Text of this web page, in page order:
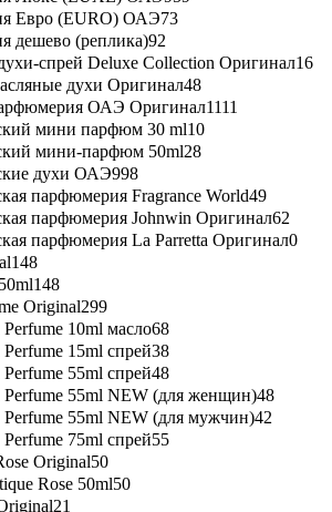
Евро (EURO) ОАЭ73
дешево (реплика)92
спрей Deluxe Collection Оригинал16
духи Оригинал48
ОАЭ Оригинал1111
мини парфюм 30 ml10
мини-парфюм 50ml28
духи ОАЭ998
парфюмерия Fragrance World49
парфюмерия Johnwin Оригинал62
парфюмерия La Parretta Оригинал0
148
148
Original299
10ml масло68
15ml спрей38
55ml спрей48
Perfume 55ml NEW (для женщин)48
Perfume 55ml NEW (для мужчин)42
75ml спрей55
Original50
Rose 50ml50
21